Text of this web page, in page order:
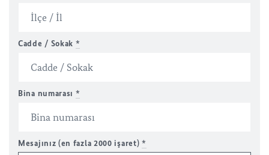
Cadde / Sokak *
Bina numarası *
Mesajınız (en fazla 2000 işaret)*